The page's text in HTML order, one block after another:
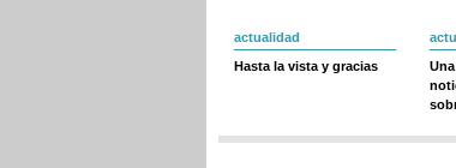
actualidad
Hasta la vista y gracias